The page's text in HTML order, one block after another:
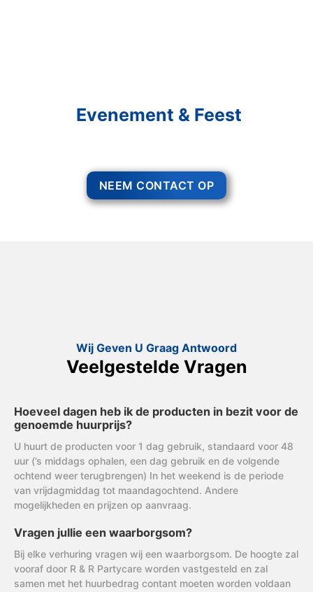
Evenement & Feest
NEEM CONTACT OP
Wij Geven U Graag Antwoord
Veelgestelde Vragen
Hoeveel dagen heb ik de producten in bezit voor de
genoemde huurprijs?
U huurt de producten voor 1 dag gebruik, standaard voor 48
uur (’s middags ophalen, een dag gebruik en de volgende
ochtend weer terugbrengen) In het weekend is de periode
van vrijdagmiddag tot maandagochtend. Andere
mogelijkheden en prijzen op aanvraag.
Vragen jullie een waarborgsom?
Bij elke verhuring vragen wij een waarborgsom. De hoogte zal
vooraf door R & R Partycare worden vastgesteld en zal
samen met het huurbedrag contant moeten worden voldaan